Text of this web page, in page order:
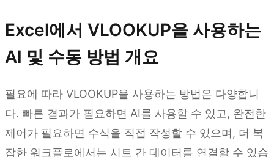
Excel에서 VLOOKUP을 사용하는
AI 및 수동 방법 개요
필요에 따라 VLOOKUP을 사용하는 방법은 다양합니
다. 빠른 결과가 필요하면 AI를 사용할 수 있고, 완전한
제어가 필요하면 수식을 직접 작성할 수 있으며, 더 복
잡한 워크플로에서는 시트 간 데이터를 연결할 수 있습